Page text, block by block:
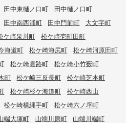
田中東樋ノ口町
田中樋ノ口町
田中南西浦町 田中門前町
大文字町
ケ崎泉川町
松ケ崎壱町田町
海道町 松ケ崎海尻町
松ケ崎河原田町
松ケ崎雲路町
松ケ崎小竹薮町
町 松ケ崎三反長町
松ケ崎芝本町
松ケ崎杉ケ海道町
松ケ崎西山
松ケ崎横縄手町
松ケ崎六ノ坪町
端大塚町 山端川原町
山端川端町